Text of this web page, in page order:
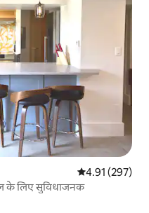
औसत रेटिंग 5 में से
4.91 (297)
के लिए सुविधाजनक